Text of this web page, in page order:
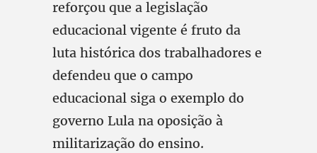
reforçou que a legislação
educacional vigente é fruto da
luta histórica dos trabalhadores e
defendeu que o campo
educacional siga o exemplo do
governo Lula na oposição à
militarização do ensino.